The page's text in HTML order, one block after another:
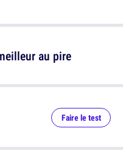
au pire
Faire le test